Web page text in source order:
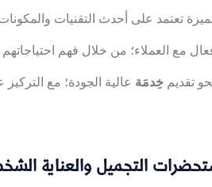
تعتمد على أحدث التقنيات
مع العملاء؛ من خلال فهم
تقديمخِدمَة عالية الجودة؛ مع
التجميل والعناية